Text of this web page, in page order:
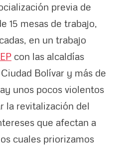
previa de
15 mesas de trabajo,
en un trabajo
con las alcaldías
Bolívar y más de
unos pocos violentos
la revitalización del
que afectan a
cuales priorizamos